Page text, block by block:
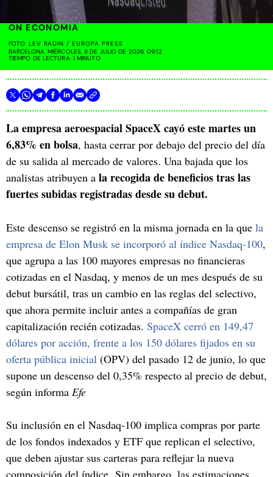
ON ECONOMIA
FOTO: LEV RADIN / EUROPA PRESS
BARCELONA. MIÉRCOLES, 8 DE JULIO DE 2026. 09:12
TIEMPO DE LECTURA: 1 MINUTO
La empresa aeroespacial SpaceX cayó este martes un
6,83% en bolsa, hasta cerrar por debajo del precio del día
de su salida al mercado de valores. Una bajada que los
analistas atribuyen a la recogida de beneficios tras las
fuertes subidas registradas desde su debut.
Este descenso se registró en la misma jornada en la que la
empresa de Elon Musk se incorporó al índice Nasdaq-100,
que agrupa a las 100 mayores empresas no financieras
cotizadas en el Nasdaq, y menos de un mes después de su
debut bursátil, tras un cambio en las reglas del selectivo,
que ahora permite incluir antes a compañías de gran
capitalización recién cotizadas. SpaceX cerró en 149,47
dólares por acción, frente a los 150 dólares fijados en su
oferta pública inicial (OPV) del pasado 12 de junio, lo que
supone un descenso del 0,35% respecto al precio de debut,
según informa Efe
Su inclusión en el Nasdaq-100 implica compras por parte
de los fondos indexados y ETF que replican el selectivo,
que deben ajustar sus carteras para reflejar la nueva
composición del índice. Sin embargo, las estimaciones